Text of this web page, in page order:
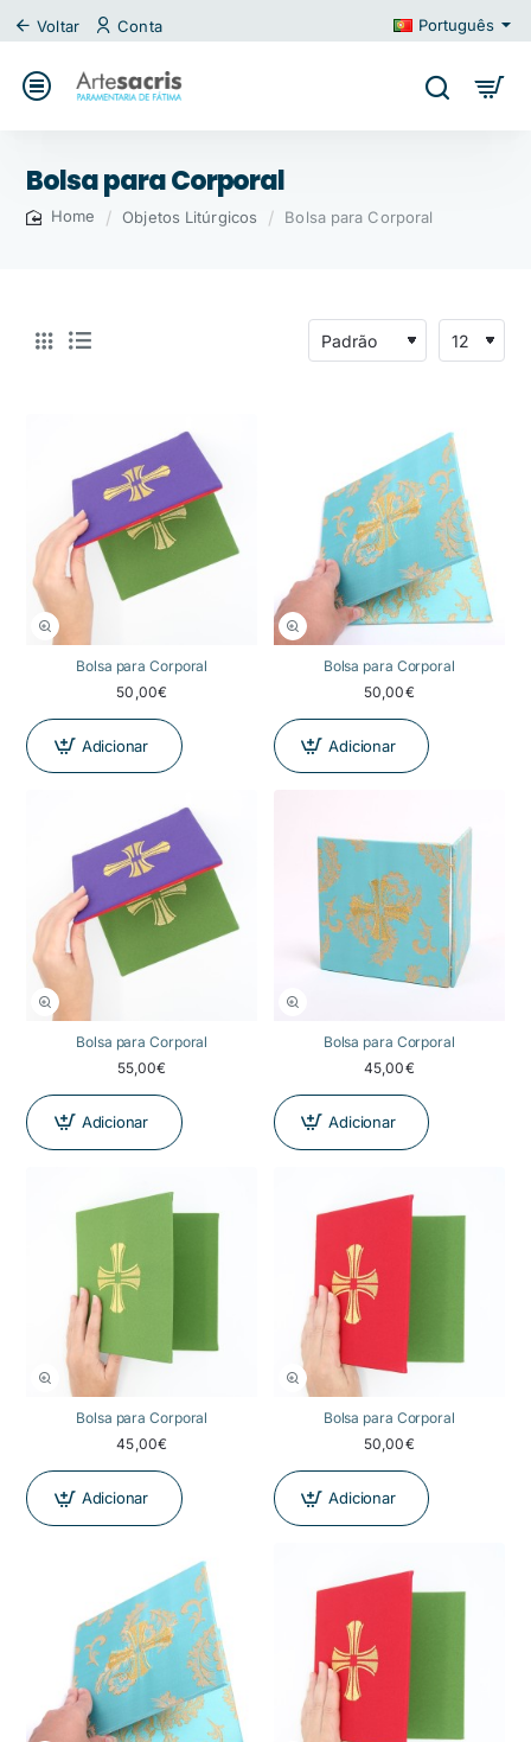
Voltar Conta Português
Bolsa para Corporal
Objetos Litúrgicos Bolsa para Corporal
NOVIDADE
Bolsa para Corporal
50,00€
Adicionar
Bolsa para Corporal
50,00€
Adicionar
NOVIDADE
Bolsa para Corporal
55,00€
Adicionar
Bolsa para Corporal
45,00€
Adicionar
NOVIDADE
Bolsa para Corporal
45,00€
Adicionar
NOVIDADE
Bolsa para Corporal
50,00€
Adicionar